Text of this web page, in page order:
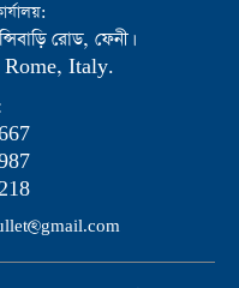
রোড, ফেনী।
Italy.